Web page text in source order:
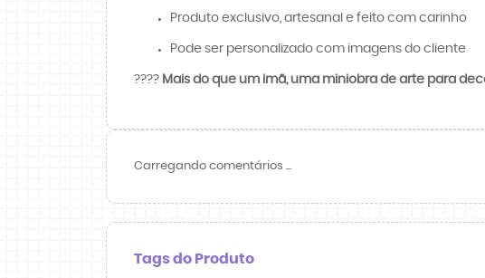
Produto exclusivo, artesanal e feito com carinho
Pode ser personalizado com imagens do cliente
????️ Mais do que um imã, uma miniobra de arte para
Carregando comentários ...
Tags do Produto